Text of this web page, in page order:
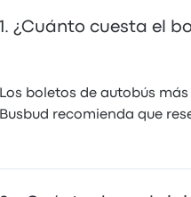
¿Cuánto cuesta el
Los boletos de autobús
Busbud recomienda que